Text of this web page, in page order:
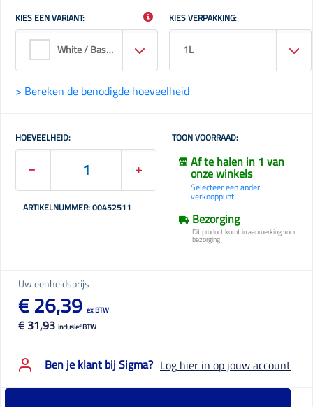
KIES EEN VARIANT:
White / Base Wn
KIES VERPAKKING:
1L
> Bereken de benodigde hoeveelheid
HOEVEELHEID:
ARTIKELNUMMER: 00452511
TOON VOORRAAD:
Af te halen in 1 van
onze winkels
Selecteer een ander
verkooppunt
Bezorging
Dit product komt in aanmerking voor
bezorging
Uw eenheidsprijs
€ 31,93 inclusief BTW
€ 26,39 ex BTW
Ben je klant bij Sigma? Log hier in op jouw account